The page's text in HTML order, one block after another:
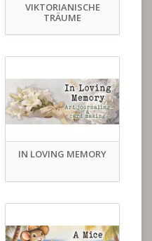
VIKTORIANISCHE
TRÄUME
IN LOVING MEMORY